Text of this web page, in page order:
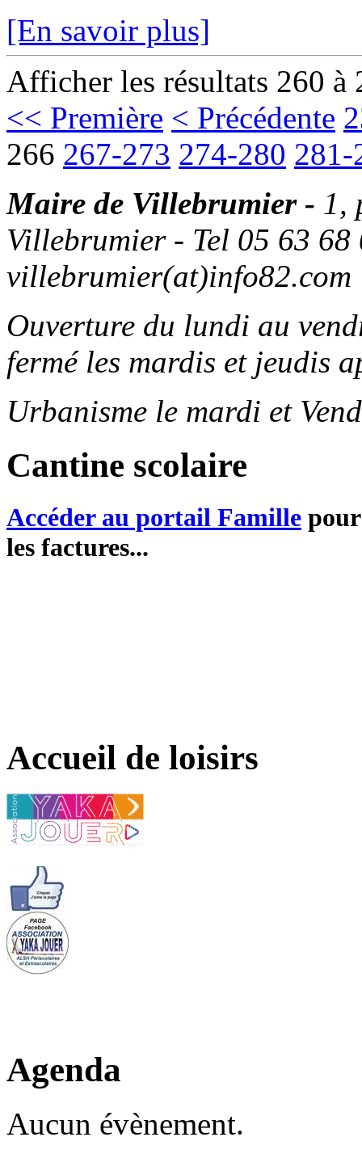
[En savoir plus]
Afficher les résultats 260 à
<< Première < Précédente
266 267-273 274-280 281-
Maire de Villebrumier - 1,
Villebrumier - Tel 05 63
villebrumier(at)info82.com
Ouverture du lundi au
fermé les mardis et jeudis
Urbanisme le mardi et
Cantine scolaire
Accéder au portail Famille
les factures...
Accueil de loisirs
Agenda
Aucun évènement.